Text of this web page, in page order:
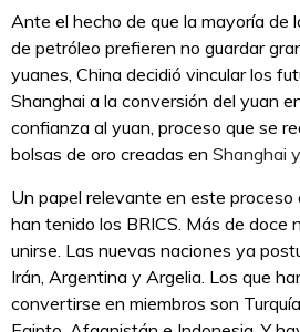
Ante el hecho de que la mayoría de
de petróleo prefieren no guardar
yuanes, China decidió vincular los
Shanghai a la conversión del yuan
confianza al yuan, proceso que se
bolsas de oro creadas en Shanghai
Un papel relevante en este proceso
han tenido los BRICS. Más de doce
unirse. Las nuevas naciones ya
Irán, Argentina y Argelia. Los que
convertirse en miembros son